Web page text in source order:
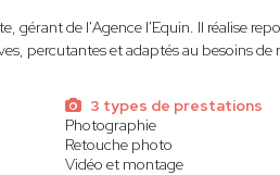
gérant de l'Agence l'Equin. Il réalise
percutantes et adaptés au besoins de
3 types de prestations
Photographie
Retouche photo
Vidéo et montage